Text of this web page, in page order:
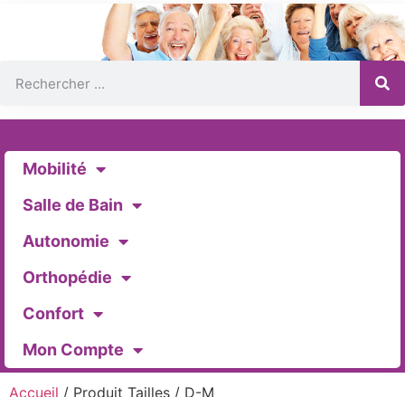
Mobilité
Salle de Bain
Autonomie
Orthopédie
Confort
Mon Compte
Accueil / Produit Tailles / D-M